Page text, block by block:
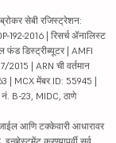
सेबी रजिस्ट्रेशन:
192-2016 | रिसर्च ॲनालिस्ट
डिस्ट्रीब्यूटर | AMFI
| ARN ची वर्तमान
| MCX मेंबर ID: 55945 |
नं. B-23, MIDC, ठाणे
आणि टक्केवारी आधारावर